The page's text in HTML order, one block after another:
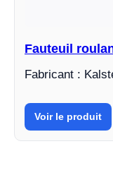
Fauteuil
Fabricant :
Voir le produit